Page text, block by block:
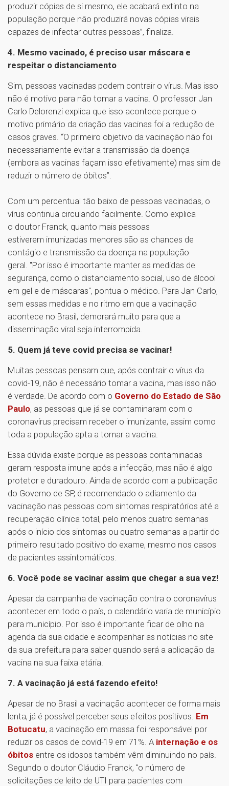
produzir cópias de si mesmo, ele acabará extinto na
população porque não produzirá novas cópias virais
capazes de infectar outras pessoas”, finaliza.
4. Mesmo vacinado, é preciso usar máscara e
respeitar o distanciamento
Sim, pessoas vacinadas podem contrair o vírus. Mas isso
não é motivo para não tomar a vacina. O professor Jan
Carlo Delorenzi explica que isso acontece porque o
motivo primário da criação das vacinas foi a redução de
casos graves. “O primeiro objetivo da vacinação não foi
necessariamente evitar a transmissão da doença
(embora as vacinas façam isso efetivamente) mas sim de
reduzir o número de óbitos”.
Com um percentual tão baixo de pessoas vacinadas, o
vírus continua circulando facilmente. Como explica
o doutor Franck, quanto mais pessoas
estiverem imunizadas menores são as chances de
contágio e transmissão da doença na população
geral. "Por isso é importante manter as medidas de
segurança, como o distanciamento social, uso de álcool
em gel e de máscaras", pontua o médico. Para Jan Carlo,
sem essas medidas e no ritmo em que a vacinação
acontece no Brasil, demorará muito para que a
disseminação viral seja interrompida.
5. Quem já teve covid precisa se vacinar!
Muitas pessoas pensam que, após contrair o vírus da
covid-19, não é necessário tomar a vacina, mas isso não
é verdade. De acordo com o Governo do Estado de São
Paulo, as pessoas que já se contaminaram com o
coronavírus precisam receber o imunizante, assim como
toda a população apta a tomar a vacina.
Essa dúvida existe porque as pessoas contaminadas
geram resposta imune após a infecção, mas não é algo
protetor e duradouro. Ainda de acordo com a publicação
do Governo de SP, é recomendado o adiamento da
vacinação nas pessoas com sintomas respiratórios até a
recuperação clínica total, pelo menos quatro semanas
após o início dos sintomas ou quatro semanas a partir do
primeiro resultado positivo do exame, mesmo nos casos
de pacientes assintomáticos.
6. Você pode se vacinar assim que chegar a sua vez!
Apesar da campanha de vacinação contra o coronavírus
acontecer em todo o país, o calendário varia de município
para município. Por isso é importante ficar de olho na
agenda da sua cidade e acompanhar as notícias no site
da sua prefeitura para saber quando será a aplicação da
vacina na sua faixa etária.
7. A vacinação já está fazendo efeito!
Apesar de no Brasil a vacinação acontecer de forma mais
lenta, já é possível perceber seus efeitos positivos. Em
Botucatu, a vacinação em massa foi responsável por
reduzir os casos de covid-19 em 71%. A internação e os
óbitos entre os idosos também vêm diminuindo no país.
Segundo o doutor Cláudio Franck, "o número de
solicitações de leito de UTI para pacientes com